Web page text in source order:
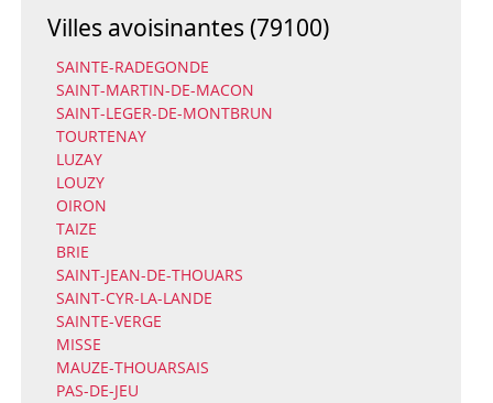
Villes avoisinantes (79100)
SAINTE-RADEGONDE
SAINT-MARTIN-DE-MACON
SAINT-LEGER-DE-MONTBRUN
TOURTENAY
LUZAY
LOUZY
OIRON
TAIZE
BRIE
SAINT-JEAN-DE-THOUARS
SAINT-CYR-LA-LANDE
SAINTE-VERGE
MISSE
MAUZE-THOUARSAIS
PAS-DE-JEU